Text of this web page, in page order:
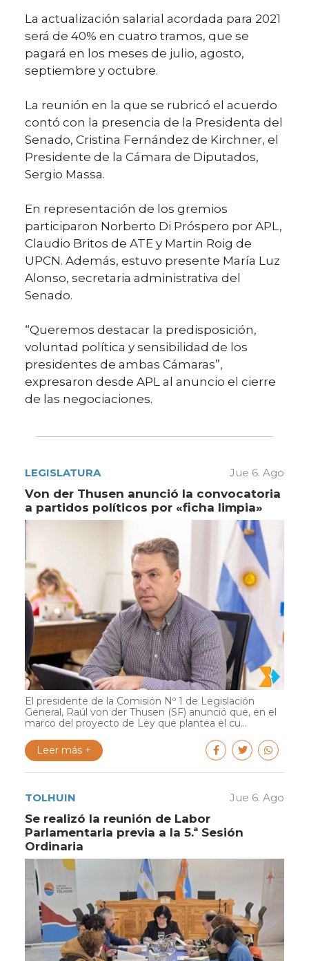
La actualización salarial acordada para 2021
será de 40% en cuatro tramos, que se
pagará en los meses de julio, agosto,
septiembre y octubre.
La reunión en la que se rubricó el acuerdo
contó con la presencia de la Presidenta del
Senado, Cristina Fernández de Kirchner, el
Presidente de la Cámara de Diputados,
Sergio Massa.
En representación de los gremios
participaron Norberto Di Próspero por APL,
Claudio Britos de ATE y Martin Roig de
UPCN. Además, estuvo presente María Luz
Alonso, secretaria administrativa del
Senado.
“Queremos destacar la predisposición,
voluntad política y sensibilidad de los
presidentes de ambas Cámaras”,
expresaron desde APL al anuncio el cierre
de las negociaciones.
LEGISLATURA Jue 6. Ago
Von der Thusen anunció la convocatoria
a partidos políticos por «ficha limpia»
El presidente de la Comisión Nº 1 de Legislación
General, Raúl von der Thusen (SF) anunció que, en el
marco del proyecto de Ley que plantea el cu...
Leer más +
TOLHUIN Jue 6. Ago
Se realizó la reunión de Labor
Parlamentaria previa a la 5.ª Sesión
Ordinaria